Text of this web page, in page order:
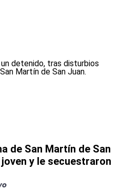
de San Martín de San
y le secuestraron